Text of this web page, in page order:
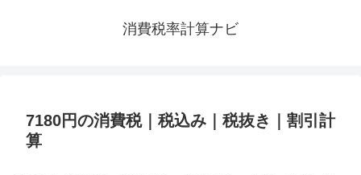
消費税率計算ナビ
7180円の消費税｜税込み｜税抜き｜割引計
算